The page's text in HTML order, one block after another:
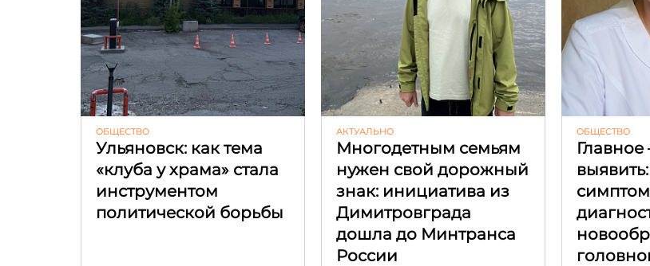
ОБЩЕСТВО
Ульяновск: как тема
«клуба у храма» стала
инструментом
политической борьбы
АКТУАЛЬНО
Многодетным семьям
нужен свой дорожный
знак: инициатива из
Димитровграда
дошла до Минтранса
России
ОБЩЕСТВО
Главное